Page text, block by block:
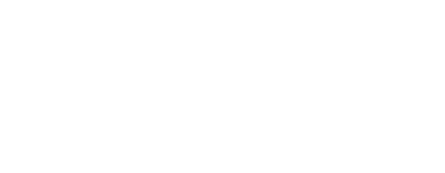
Lazım